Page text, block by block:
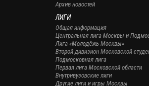
Архив новостей
ЛИГИ
Общая информация
Центральная лига Москвы и
Лига «Молодёжь Москвы»
Второй дивизион Московской
Подмосковная лига
Первая лига Московской области
Внутривузовские лиги
Другие лиги и игры Москвы